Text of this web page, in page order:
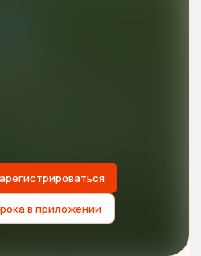
в приложении